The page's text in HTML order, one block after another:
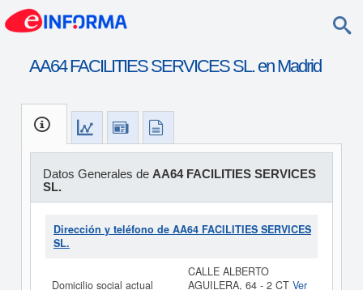
AA64 FACILITIES SERVICES SL. en Madrid
Datos Generales de AA64 FACILITIES SERVICES
SL.
Dirección y teléfono de AA64 FACILITIES SERVICES
SL.
Domicilio social actual
CALLE ALBERTO
AGUILERA, 64 - 2 CT Ver